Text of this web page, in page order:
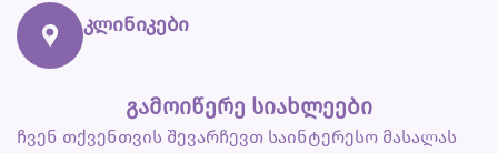
კლინიკები
გამოიწერე სიახლეები
ჩვენ თქვენთვის შევარჩევთ საინტერესო მასალას